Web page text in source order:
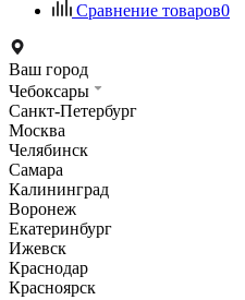
Сравнение товаров0
Ваш город
Чебоксары
Санкт-Петербург
Москва
Челябинск
Самара
Калининград
Воронеж
Екатеринбург
Ижевск
Краснодар
Красноярск